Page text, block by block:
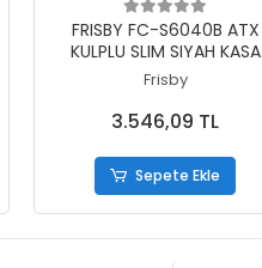
Sepete Ekle
FRISBY FC-S6040B ATX
KULPLU SLIM SIYAH KASA
300W
Frisby
3.546,09 TL
Sepete Ekle